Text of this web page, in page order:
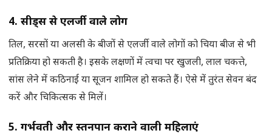
4. सीड्स से एलर्जी वाले लोग
तिल, सरसों या अलसी के बीजों से एलर्जी वाले लोगों को चिया बीज से भी
प्रतिक्रिया हो सकती है। इसके लक्षणों में त्वचा पर खुजली, लाल चकत्ते,
सांस लेने में कठिनाई या सूजन शामिल हो सकते हैं। ऐसे में तुरंत सेवन बंद
करें और चिकित्सक से मिलें।
5. गर्भवती और स्तनपान कराने वाली महिलाएं